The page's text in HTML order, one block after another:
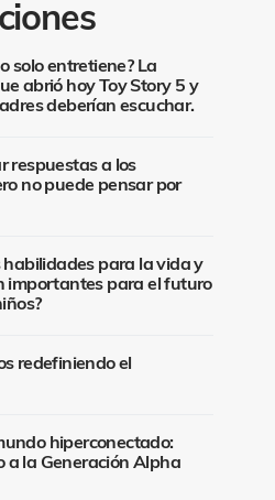
solo entretiene? La
abrió hoy Toy Story 5 y
deberían escuchar.
respuestas a los
no puede pensar por
habilidades para la vida y
importantes para el futuro
redefiniendo el
hiperconectado:
a la Generación Alpha